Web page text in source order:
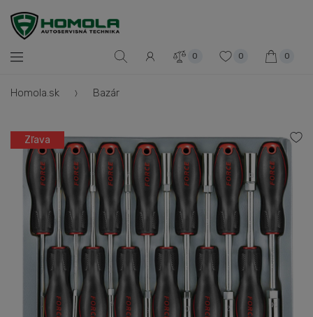
0 0 0
Homola.sk Bazár
Zľava